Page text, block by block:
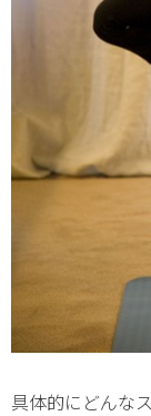
具体的にどんな